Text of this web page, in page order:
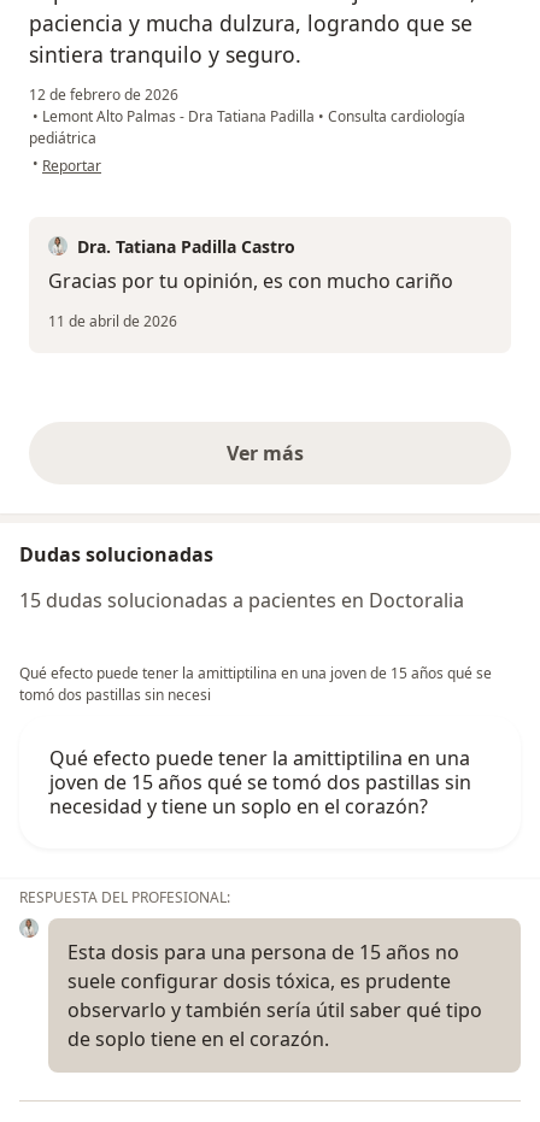
paciencia y mucha dulzura, logrando que se
sintiera tranquilo y seguro.
12 de febrero de 2026
• Lemont Alto Palmas - Dra Tatiana Padilla • Consulta cardiología
pediátrica
• en opinión del usuario Laura García
Reportar
Dra. Tatiana Padilla Castro
Gracias por tu opinión, es con mucho cariño
11 de abril de 2026
Ver másopiniones anteriores
Dudas solucionadas
15 dudas solucionadas a pacientes en Doctoralia
Qué efecto puede tener la amittiptilina en una joven de 15 años qué se
tomó dos pastillas sin necesi
Qué efecto puede tener la amittiptilina en una
joven de 15 años qué se tomó dos pastillas sin
necesidad y tiene un soplo en el corazón?
RESPUESTA DEL PROFESIONAL:
Esta dosis para una persona de 15 años no
suele configurar dosis tóxica, es prudente
observarlo y también sería útil saber qué tipo
de soplo tiene en el corazón.